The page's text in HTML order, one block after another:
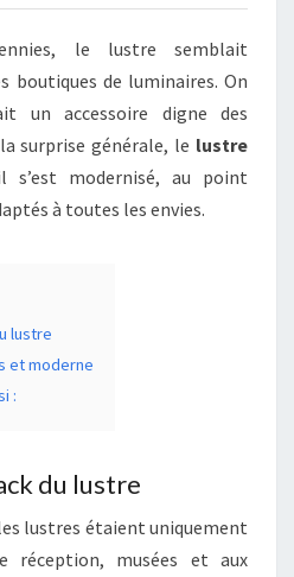
le lustre semblait
boutiques de luminaires. On
un accessoire digne des
surprise générale, le lustre
modernisé, au point
à toutes les envies.
lustre
et moderne
:
du lustre
lustres étaient uniquement
réception, musées et aux